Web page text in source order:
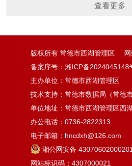
查看更多
版权所有 常德市西湖管理区
备案序号：湘ICP备2024045148
主办单位：常德市西湖管理区
技术支持：常德市数据局（常德
单位地址：常德市西湖管理区西
办公电话：0736-2822313
电子邮箱：hncdxh@126.com
湘公网安备
网站标识码：4307000021